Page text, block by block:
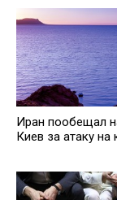
Иран пообещал
Киев за атаку на